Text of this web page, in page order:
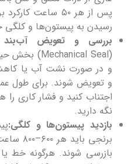
پس از هر ۵۰ ساعت
رسیدن به پیستون‌ها و کلگی
بررسی و تعویض
و در صورت نشت آب یا کاهش
و تعویض شوند. برای طول
اجتناب کنید و فشار کاری
نگه دارید.
بازدید پیستون‌ها و کلگی:
برنجی
بازرسی شوند. هرگونه خط